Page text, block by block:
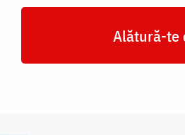
Alătură-te